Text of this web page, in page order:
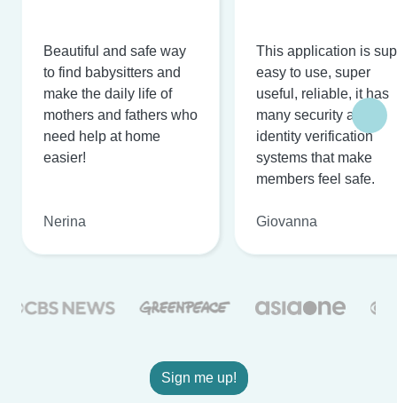
Beautiful and safe way
to find babysitters and
make the daily life of
mothers and fathers who
need help at home
easier!
Nerina
This application is
easy to use, super
useful, reliable, it has
many security and
identity verification
systems that make
members feel safe.
Giovanna
Sign me up!